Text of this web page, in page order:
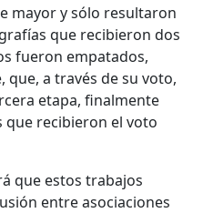
mayor y sólo resultaron
que recibieron dos
fueron empatados,
a través de su voto,
etapa, finalmente
recibieron el voto
que estos trabajos
entre asociaciones